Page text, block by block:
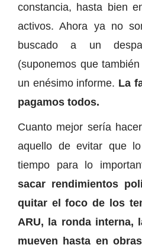
constancia, hasta bien
activos. Ahora ya no
buscado a un
(suponemos que
un enésimo informe. La
pagamos todos.
Cuanto mejor sería
aquello de evitar que
tiempo para lo
sacar rendimientos
quitar el foco de los
ARU, la ronda interna,
mueven hasta en